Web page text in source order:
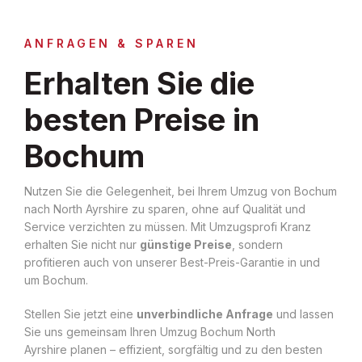
ANFRAGEN & SPAREN
Erhalten Sie die
besten Preise in
Bochum
Nutzen Sie die Gelegenheit, bei Ihrem Umzug von Bochum
nach North Ayrshire zu sparen, ohne auf Qualität und
Service verzichten zu müssen. Mit Umzugsprofi Kranz
erhalten Sie nicht nur günstige Preise , sondern
profitieren auch von unserer Best-Preis-Garantie in und
um Bochum.
Stellen Sie jetzt eine unverbindliche Anfrage und lassen
Sie uns gemeinsam Ihren Umzug Bochum North
Ayrshire planen – effizient, sorgfältig und zu den besten